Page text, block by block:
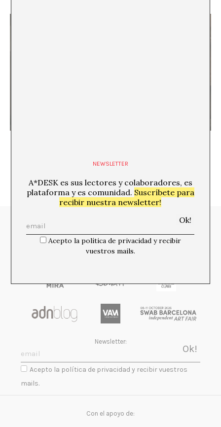
Newsletter:
Acepto la política de privacidad y recibir vuestros
mails.
Con el apoyo de:
NEWSLETTER
A*DESK es sus lectores y colaboradores, es
plataforma y es comunidad. Suscríbete para
recibir nuestra newsletter!
Acepto la política de privacidad y recibir
vuestros mails.